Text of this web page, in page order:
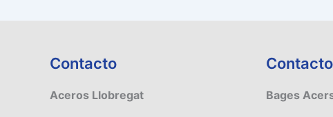
Contacto
Aceros Llobregat
Contacto
Bages